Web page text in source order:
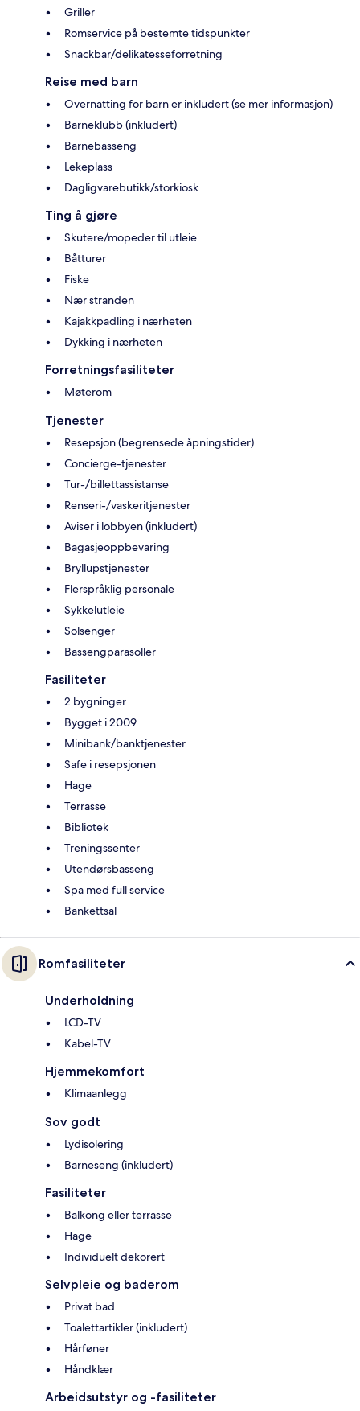
Griller
Romservice på bestemte tidspunkter
Snackbar/delikatesseforretning
Reise med barn
Overnatting for barn er inkludert (se mer informasjon)
Barneklubb (inkludert)
Barnebasseng
Lekeplass
Dagligvarebutikk/storkiosk
Ting å gjøre
Skutere/mopeder til utleie
Båtturer
Fiske
Nær stranden
Kajakkpadling i nærheten
Dykking i nærheten
Forretningsfasiliteter
Møterom
Tjenester
Resepsjon (begrensede åpningstider)
Concierge-tjenester
Tur-/billettassistanse
Renseri-/vaskeritjenester
Aviser i lobbyen (inkludert)
Bagasjeoppbevaring
Bryllupstjenester
Flerspråklig personale
Sykkelutleie
Solsenger
Bassengparasoller
Fasiliteter
2 bygninger
Bygget i 2009
Minibank/banktjenester
Safe i resepsjonen
Hage
Terrasse
Bibliotek
Treningssenter
Utendørsbasseng
Spa med full service
Bankettsal
Romfasiliteter
Underholdning
LCD-TV
Kabel-TV
Hjemmekomfort
Klimaanlegg
Sov godt
Lydisolering
Barneseng (inkludert)
Fasiliteter
Balkong eller terrasse
Hage
Individuelt dekorert
Selvpleie og baderom
Privat bad
Toalettartikler (inkludert)
Hårføner
Håndklær
Arbeidsutstyr og -fasiliteter